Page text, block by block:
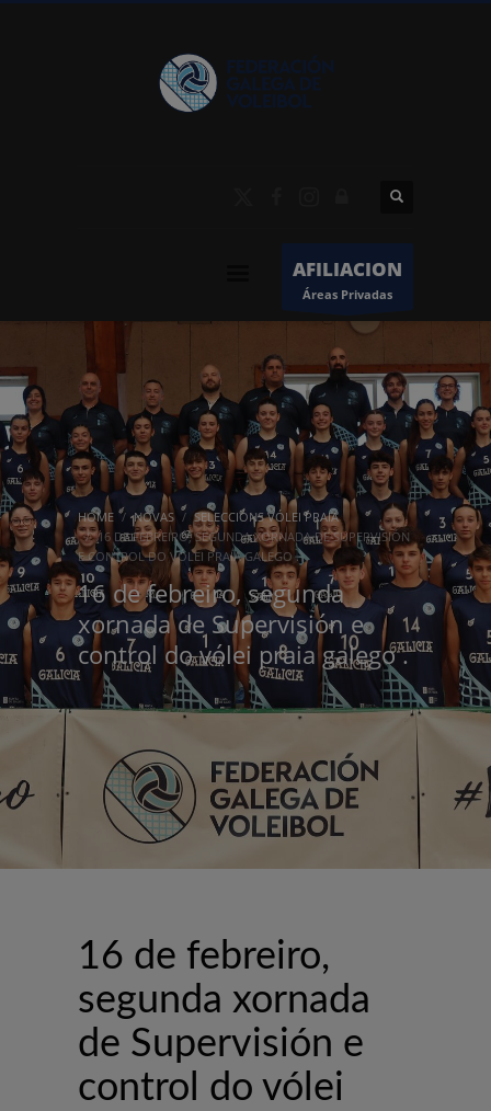
AFILIACION
Áreas Privadas
HOME NOVAS
SELECCIÓNS VÓLEI PRAIA
16 DE FEBREIRO, SEGUNDA XORNADA DE SUPERVISIÓN
E CONTROL DO VÓLEI PRAIA GALEGO .
16 de febreiro, segunda
xornada de Supervisión e
control do vólei praia galego .
16 de febreiro,
segunda xornada
de Supervisión e
control do vólei